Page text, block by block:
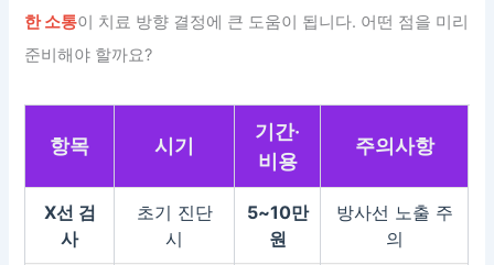
한 소통이 치료 방향 결정에 큰 도움이 됩니다. 어떤 점을 미리
준비해야 할까요?
항목 시기
기간·
비용
주의사항
X선 검
사
초기 진단
시
5~10만
원
방사선 노출 주
의